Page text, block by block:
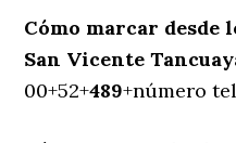
Cómo marcar desde
San Vicente
00+52+489+número